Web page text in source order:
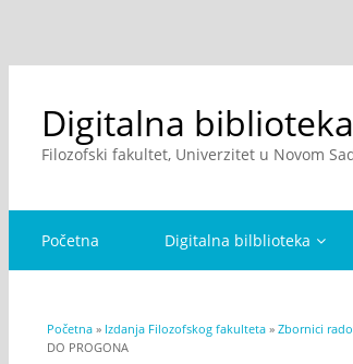
Digitalna biblioteka
Filozofski fakultet, Univerzitet u Novom
Početna Digitalna bilblioteka
You are here
Početna » Izdanja Filozofskog fakulteta » Zbornici
DO PROGONA